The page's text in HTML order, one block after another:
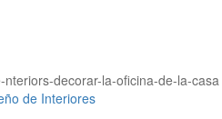
de Interiores